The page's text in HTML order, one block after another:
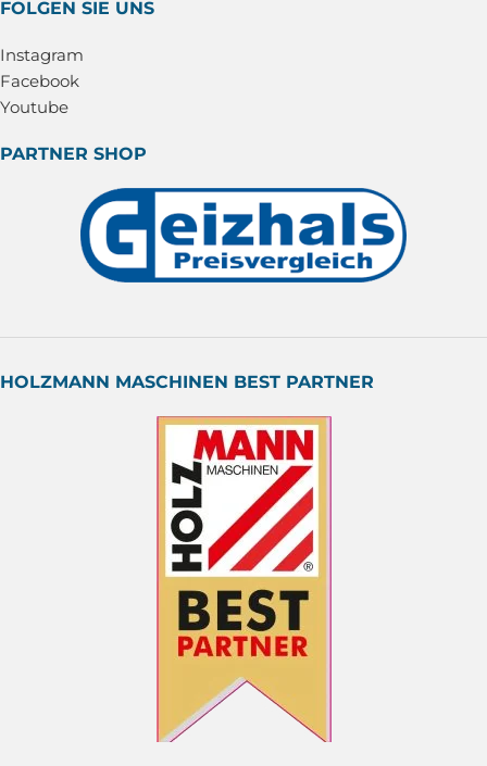
FOLGEN SIE UNS
Instagram
Facebook
Youtube
PARTNER SHOP
HOLZMANN MASCHINEN BEST PARTNER